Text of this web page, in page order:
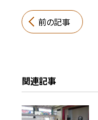
前の記事
関連記事